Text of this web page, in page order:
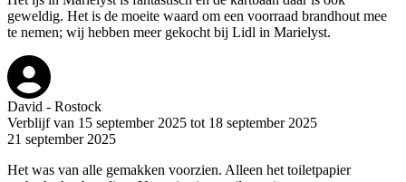
geweldig. Het is de moeite waard om een voorraad brandhout mee
te nemen; wij hebben meer gekocht bij Lidl in Marielyst.
David - Rostock
Verblijf van 15 september 2025 tot 18 september 2025
21 september 2025
Het was van alle gemakken voorzien. Alleen het toiletpapier